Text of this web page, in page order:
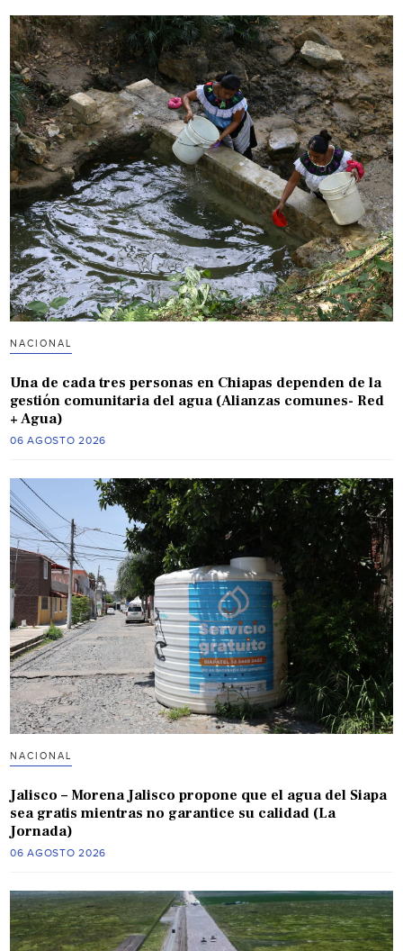
NACIONAL
Una de cada tres personas en Chiapas dependen de la
gestión comunitaria del agua (Alianzas comunes- Red
+ Agua)
06 AGOSTO 2026
NACIONAL
Jalisco – Morena Jalisco propone que el agua del Siapa
sea gratis mientras no garantice su calidad (La
Jornada)
06 AGOSTO 2026